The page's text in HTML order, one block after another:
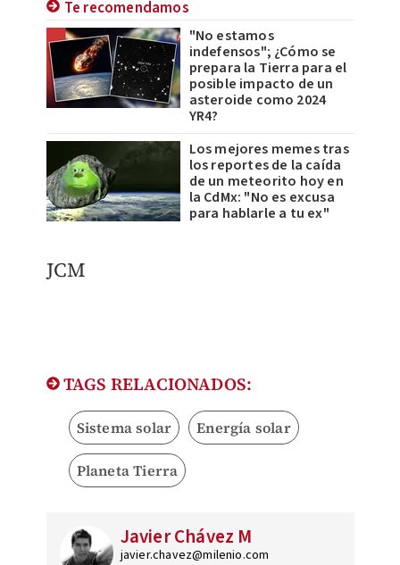
Te recomendamos
"No estamos
indefensos"; ¿Cómo se
prepara la Tierra para el
posible impacto de un
asteroide como 2024
YR4?
Los mejores memes tras
los reportes de la caída
de un meteorito hoy en
la CdMx: "No es excusa
para hablarle a tu ex"
JCM
TAGS RELACIONADOS:
Sistema solar Energía solar
Planeta Tierra
Javier Chávez M
javier.chavez@milenio.com